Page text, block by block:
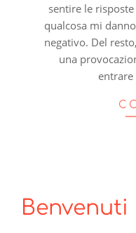
sentire le
qualcosa mi
negativo. Del
una
Benvenuti